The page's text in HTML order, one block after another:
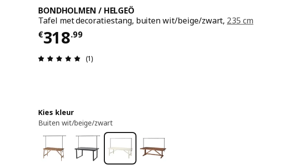
BONDHOLMEN / HELGEÖ
Tafel met decoratiestang, buiten wit/beige/zwart, 235 cm
€318.99
Prijs € 318.99
Review: 5 van 5 sterren. Totaal beoordelingen: 1
(1)
Kies kleur
Buiten wit/beige/zwart